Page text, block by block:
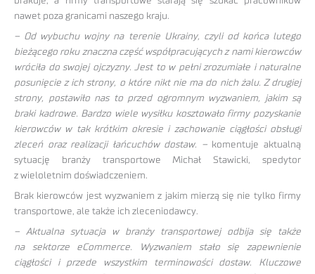
nawet poza granicami naszego kraju.
– Od wybuchu wojny na terenie Ukrainy, czyli od końca lutego
bieżącego roku znaczna część współpracujących z nami kierowców
wróciła do swojej ojczyzny. Jest to w pełni zrozumiałe i naturalne
posunięcie z ich strony, o które nikt nie ma do nich żalu. Z drugiej
strony, postawiło nas to przed ogromnym wyzwaniem, jakim są
braki kadrowe. Bardzo wiele wysiłku kosztowało firmy pozyskanie
kierowców w tak krótkim okresie i zachowanie ciągłości obsługi
zleceń oraz realizacji łańcuchów dostaw. –komentuje aktualną
sytuację branży transportowe Michał Stawicki, spedytor
z wieloletnim doświadczeniem.
Brak kierowców jest wyzwaniem z jakim mierzą się nie tylko firmy
transportowe, ale także ich zleceniodawcy.
– Aktualna sytuacja w branży transportowej odbija się także
na sektorze eCommerce. Wyzwaniem stało się zapewnienie
ciągłości i przede wszystkim terminowości dostaw. Kluczowe